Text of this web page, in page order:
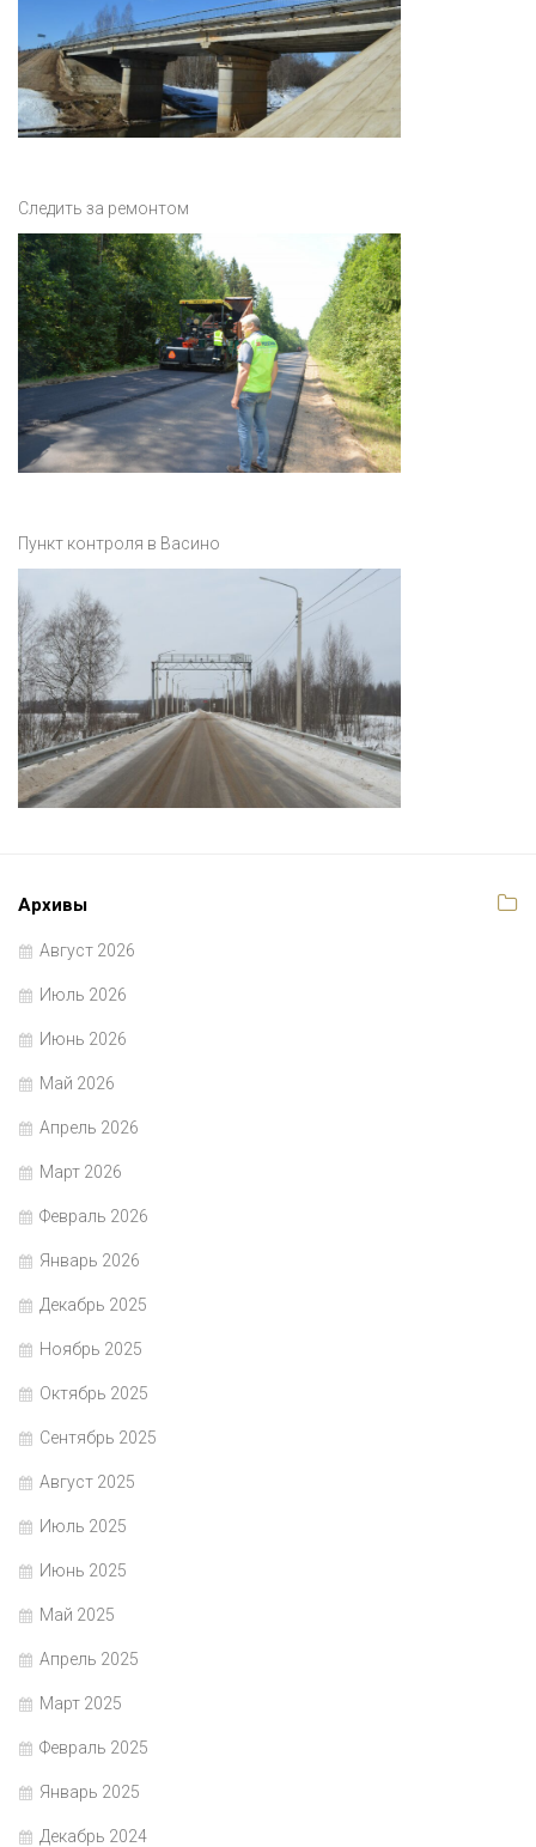
Следить за ремонтом
Пункт контроля в Васино
Архивы
Август 2026
Июль 2026
Июнь 2026
Май 2026
Апрель 2026
Март 2026
Февраль 2026
Январь 2026
Декабрь 2025
Ноябрь 2025
Октябрь 2025
Сентябрь 2025
Август 2025
Июль 2025
Июнь 2025
Май 2025
Апрель 2025
Март 2025
Февраль 2025
Январь 2025
Декабрь 2024